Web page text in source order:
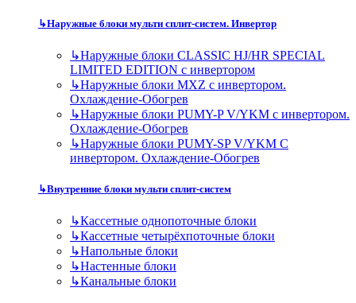
↳Наружные блоки мульти сплит-систем. Инвертор
↳Наружные блоки CLASSIC HJ/HR SPECIAL
LIMITED EDITION с инвертором
↳Наружные блоки MXZ с инвертором.
Охлаждение-Обогрев
↳Наружные блоки PUMY-P V/YKM с инвертором.
Охлаждение-Обогрев
↳Наружные блоки PUMY-SP V/YKM С
инвертором. Охлаждение-Обогрев
↳Внутренние блоки мульти сплит-систем
↳Кассетные однопоточные блоки
↳Кассетные четырёхпоточные блоки
↳Напольные блоки
↳Настенные блоки
↳Канальные блоки